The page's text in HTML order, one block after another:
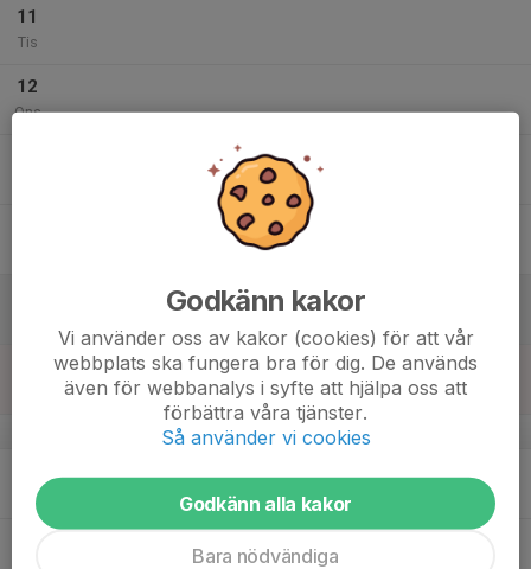
11
Tis
12
Ons
v.34
Mån
Godkänn kakor
Vi använder oss av kakor (cookies) för att vår
webbplats ska fungera bra för dig. De används
även för webbanalys i syfte att hjälpa oss att
förbättra våra tjänster.
Så använder vi cookies
Godkänn alla kakor
Bara nödvändiga